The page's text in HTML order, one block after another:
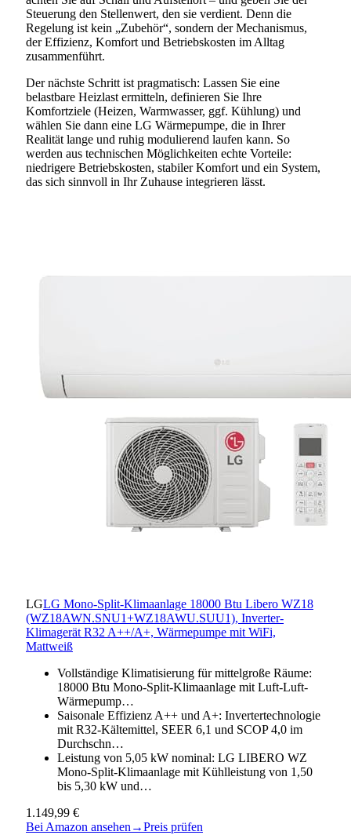
Steuerung den Stellenwert, den sie verdient. Denn die
Regelung ist kein „Zubehör“, sondern der Mechanismus,
der Effizienz, Komfort und Betriebskosten im Alltag
zusammenführt.
Der nächste Schritt ist pragmatisch: Lassen Sie eine
belastbare Heizlast ermitteln, definieren Sie Ihre
Komfortziele (Heizen, Warmwasser, ggf. Kühlung) und
wählen Sie dann eine LG Wärmepumpe, die in Ihrer
Realität lange und ruhig modulierend laufen kann. So
werden aus technischen Möglichkeiten echte Vorteile:
niedrigere Betriebskosten, stabiler Komfort und ein System,
das sich sinnvoll in Ihr Zuhause integrieren lässt.
LGLG Mono-Split-Klimaanlage 18000 Btu Libero WZ18
(WZ18AWN.SNU1+WZ18AWU.SUU1), Inverter-
Klimagerät R32 A++/A+, Wärmepumpe mit WiFi,
Mattweiß
Vollständige Klimatisierung für mittelgroße Räume:
18000 Btu Mono-Split-Klimaanlage mit Luft-Luft-
Wärmepump…
Saisonale Effizienz A++ und A+: Invertertechnologie
mit R32-Kältemittel, SEER 6,1 und SCOP 4,0 im
Durchschn…
Leistung von 5,05 kW nominal: LG LIBERO WZ
Mono-Split-Klimaanlage mit Kühlleistung von 1,50
bis 5,30 kW und…
1.149,99 €
Bei Amazon ansehen→Preis prüfen